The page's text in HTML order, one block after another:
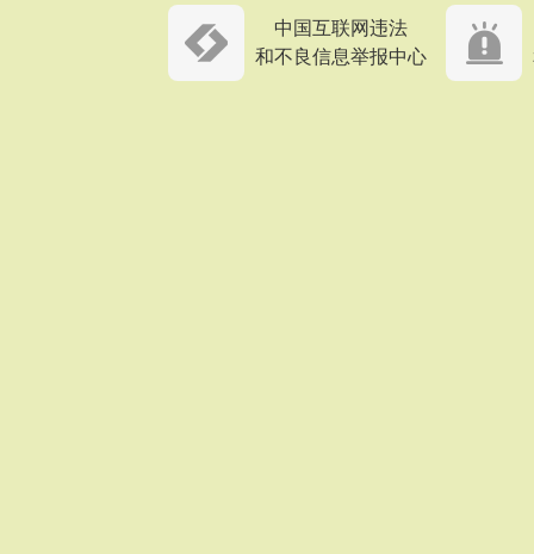
中国互联网违法
和不良信息举报中心